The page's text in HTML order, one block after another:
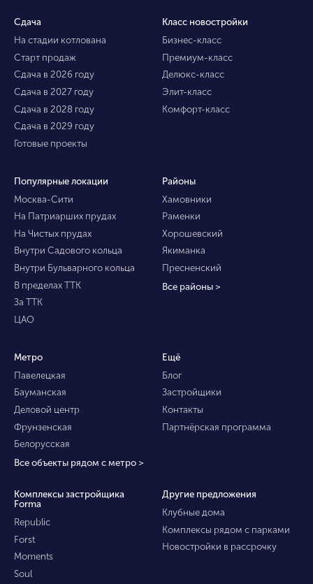
Сдача
На стадии котлована
Старт продаж
Сдача в 2026 году
Сдача в 2027 году
Сдача в 2028 году
Сдача в 2029 году
Готовые проекты
Класс новостройки
Бизнес-класс
Премиум-класс
Делюкс-класс
Элит-класс
Комфорт-класс
Популярные локации
Москва-Сити
На Патриарших прудах
На Чистых прудах
Внутри Садового кольца
Внутри Бульварного кольца
В пределах ТТК
За ТТК
ЦАО
Районы
Хамовники
Раменки
Хорошевский
Якиманка
Пресненский
Все районы >
Метро
Павелецкая
Бауманская
Деловой центр
Фрунзенская
Белорусская
Все объекты рядом с метро >
Ещё
Блог
Застройщики
Контакты
Партнёрская программа
Комплексы застройщика
Forma
Republic
Forst
Moments
Soul
Другие предложения
Клубные дома
Комплексы рядом с парками
Новостройки в рассрочку